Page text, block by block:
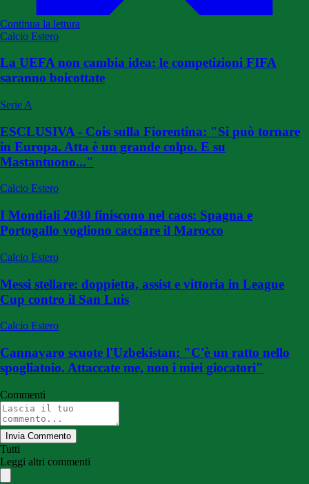
Continua la lettura
Calcio Estero
La UEFA non cambia idea: le competizioni FIFA
saranno boicottate
Serie A
ESCLUSIVA - Cois sulla Fiorentina: "Si può tornare
in Europa. Atta è un grande colpo. E su
Mastantuono..."
Calcio Estero
I Mondiali 2030 finiscono nel caos: Spagna e
Portogallo vogliono cacciare il Marocco
Calcio Estero
Messi stellare: doppietta, assist e vittoria in League
Cup contro il San Luis
Calcio Estero
Cannavaro scuote l'Uzbekistan: "C'è un ratto nello
spogliatoio. Attaccate me, non i miei giocatori"
Commenti
Invia Commento
Tutti
Leggi altri commenti